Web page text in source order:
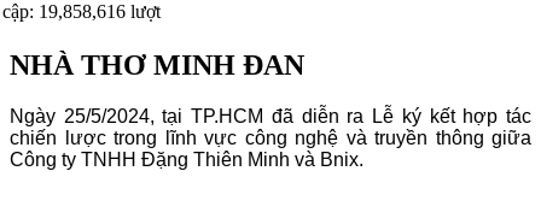
19,858,616 lượt
NHÀ THƠ MINH ĐAN
Ngày 25/5/2024, tại TP.HCM đã diễn ra Lễ ký kết hợp tác
chiến lược trong lĩnh vực công nghệ và truyền thông giữa
Công ty TNHH Đặng Thiên Minh và Bnix.